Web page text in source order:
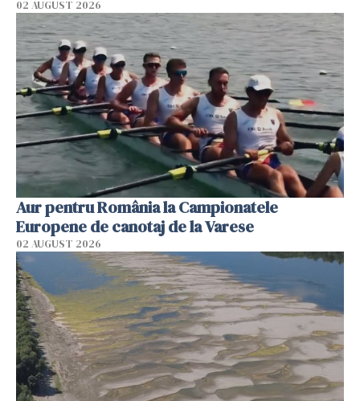
02 AUGUST 2026
Aur pentru România la Campionatele
Europene de canotaj de la Varese
02 AUGUST 2026